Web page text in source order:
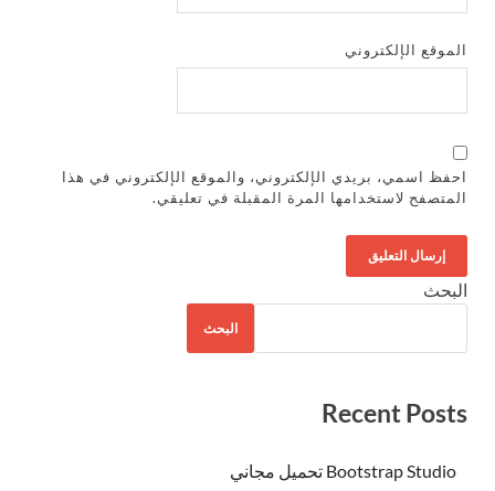
الموقع الإلكتروني
احفظ اسمي، بريدي الإلكتروني، والموقع الإلكتروني في هذا
المتصفح لاستخدامها المرة المقبلة في تعليقي.
البحث
البحث
Recent Posts
Bootstrap Studio تحميل مجاني